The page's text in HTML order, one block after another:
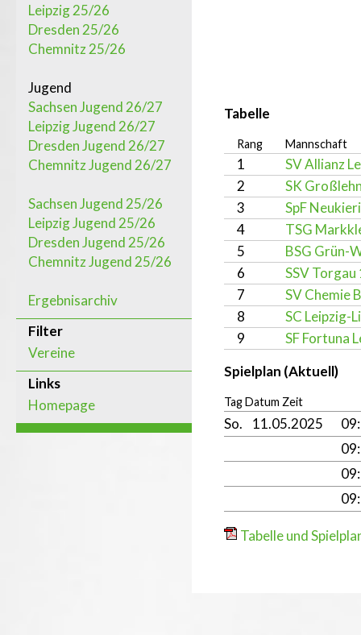
Leipzig 25/26
Dresden 25/26
Chemnitz 25/26
Jugend
Sachsen Jugend 26/27
Leipzig Jugend 26/27
Dresden Jugend 26/27
Chemnitz Jugend 26/27
Sachsen Jugend 25/26
Leipzig Jugend 25/26
Dresden Jugend 25/26
Chemnitz Jugend 25/26
Ergebnisarchiv
Filter
Vereine
Links
Homepage
Tabelle
Rang Mannschaft
1
SV Allianz
2
SK
3
SpF
4
TSG
5
BSG Grün-
6
SSV Torgau
7
SV Chemie
8
SC Leipzig-
9
SF Fortuna
Spielplan (Aktuell)
Tag Datum Zeit
So. 11.05.2025
Tabelle und